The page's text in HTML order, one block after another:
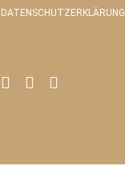
DATENSCHUTZERKLÄRUNG